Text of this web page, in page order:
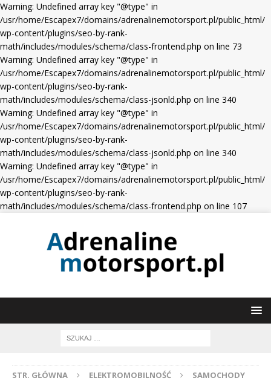
Warning: Undefined array key "@type" in
/usr/home/Escapex7/domains/adrenalinemotorsport.pl/public_html/
wp-content/plugins/seo-by-rank-
math/includes/modules/schema/class-frontend.php on line 73
Warning: Undefined array key "@type" in
/usr/home/Escapex7/domains/adrenalinemotorsport.pl/public_html/
wp-content/plugins/seo-by-rank-
math/includes/modules/schema/class-jsonld.php on line 340
Warning: Undefined array key "@type" in
/usr/home/Escapex7/domains/adrenalinemotorsport.pl/public_html/
wp-content/plugins/seo-by-rank-
math/includes/modules/schema/class-jsonld.php on line 340
Warning: Undefined array key "@type" in
/usr/home/Escapex7/domains/adrenalinemotorsport.pl/public_html/
wp-content/plugins/seo-by-rank-
math/includes/modules/schema/class-frontend.php on line 107
STR. GŁÓWNA ELEKTROMOBILNOŚĆ
SAMOCHODY